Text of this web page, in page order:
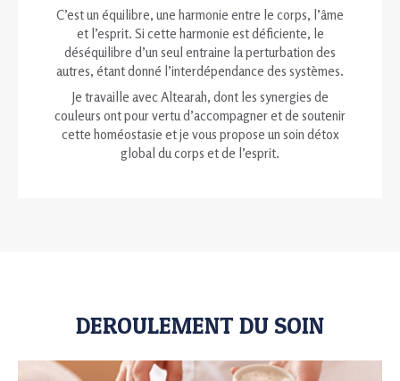
C’est un équilibre, une harmonie entre le corps, l’âme
et l’esprit. Si cette harmonie est déficiente, le
déséquilibre d’un seul entraine la perturbation des
autres, étant donné l’interdépendance des systèmes.
Je travaille avec Altearah, dont les synergies de
couleurs ont pour vertu d’accompagner et de soutenir
cette homéostasie et je vous propose un soin détox
global du corps et de l’esprit.
DEROULEMENT DU SOIN